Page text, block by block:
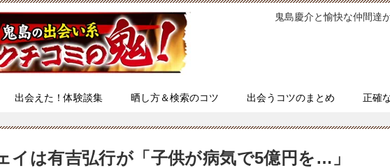
鬼島慶介と愉快な仲間達
出会えた！体験談集 晒し方＆検索のコツ 出会うコツのまとめ 正確
イは有吉弘行が「子供が病気で5億円を…」